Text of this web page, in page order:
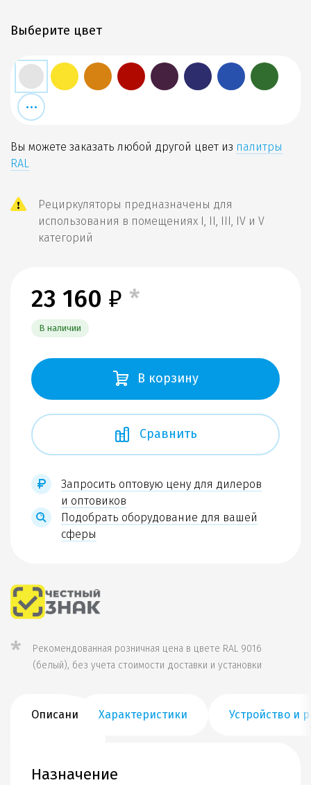
Выберите цвет
Вы можете заказать любой другой цвет из палитры
RAL
Рециркуляторы предназначены для
использования в помещениях I, II, III, IV и V
категорий
23 160 ₽ *
В наличии
В корзину
Сравнить
Запросить оптовую цену для дилеров
и оптовиков
Подобрать оборудование для вашей
сферы
*
Рекомендованная розничная цена в цвете RAL 9016
(белый), без учета стоимости доставки и установки
Описание Характеристики Устройство и
Назначение